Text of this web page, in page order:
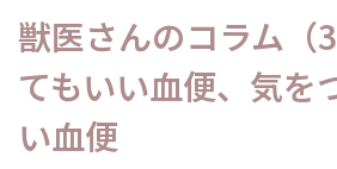
獣医さんのコラム（
てもいい血便、気を
い血便